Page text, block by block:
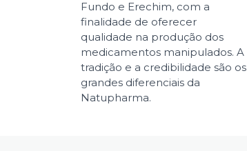
Fundo e Erechim, com a
finalidade de oferecer
qualidade na produção dos
medicamentos manipulados. A
tradição e a credibilidade são os
grandes diferenciais da
Natupharma.